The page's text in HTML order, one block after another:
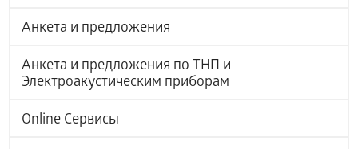
Анкета и предложения
Анкета и предложения по ТНП и
Электроакустическим приборам
Online Сервисы